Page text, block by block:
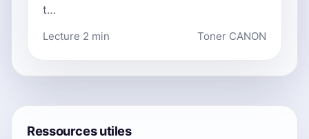
t…
Lecture 2 min Toner CANON
Ressources utiles